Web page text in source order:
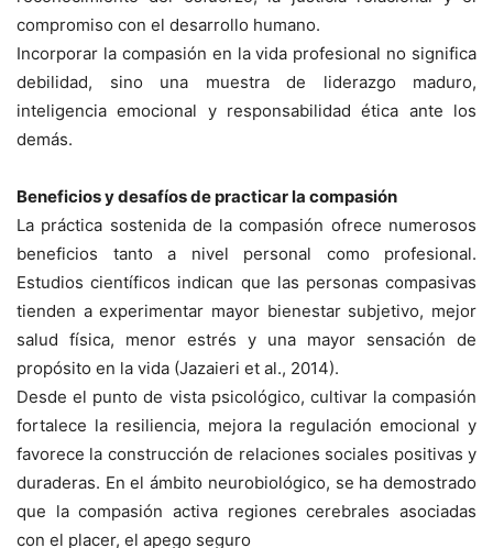
compromiso con el desarrollo humano.
Incorporar la compasión en la vida profesional no significa
debilidad, sino una muestra de liderazgo maduro,
inteligencia emocional y responsabilidad ética ante los
demás.
Beneficios y desafíos de practicar la compasión
La práctica sostenida de la compasión ofrece numerosos
beneficios tanto a nivel personal como profesional.
Estudios científicos indican que las personas compasivas
tienden a experimentar mayor bienestar subjetivo, mejor
salud física, menor estrés y una mayor sensación de
propósito en la vida (Jazaieri et al., 2014).
Desde el punto de vista psicológico, cultivar la compasión
fortalece la resiliencia, mejora la regulación emocional y
favorece la construcción de relaciones sociales positivas y
duraderas. En el ámbito neurobiológico, se ha demostrado
que la compasión activa regiones cerebrales asociadas
con el placer, el apego seguro